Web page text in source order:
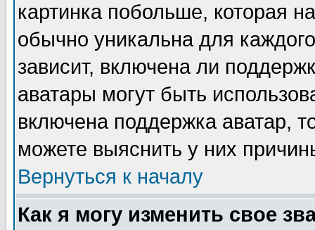
картинка побольше, которая
обычно уникальна для
зависит, включена ли
аватары могут быть
включена поддержка аватар,
можете выяснить у них
Вернуться к началу
Как я могу изменить свое